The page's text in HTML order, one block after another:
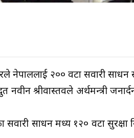
नेपाललाई २०० वटा सवारी
नवीन श्रीवास्तवले अर्थमन्त्री
साधन मध्य १२० वटा सुरक्षा